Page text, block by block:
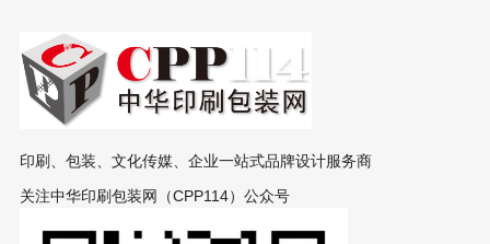
印刷、包装、文化传媒、企业一站式品牌设计服务商
关注中华印刷包装网（CPP114）公众号